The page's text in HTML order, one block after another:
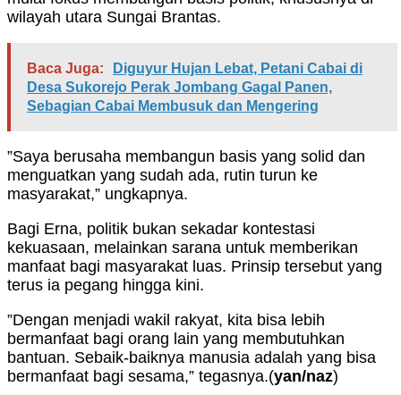
wilayah utara Sungai Brantas.
Baca Juga:
Diguyur Hujan Lebat, Petani Cabai di
Desa Sukorejo Perak Jombang Gagal Panen,
Sebagian Cabai Membusuk dan Mengering
”Saya berusaha membangun basis yang solid dan
menguatkan yang sudah ada, rutin turun ke
masyarakat,” ungkapnya.
Bagi Erna, politik bukan sekadar kontestasi
kekuasaan, melainkan sarana untuk memberikan
manfaat bagi masyarakat luas. Prinsip tersebut yang
terus ia pegang hingga kini.
”Dengan menjadi wakil rakyat, kita bisa lebih
bermanfaat bagi orang lain yang membutuhkan
bantuan. Sebaik-baiknya manusia adalah yang bisa
bermanfaat bagi sesama,” tegasnya.(yan/naz)